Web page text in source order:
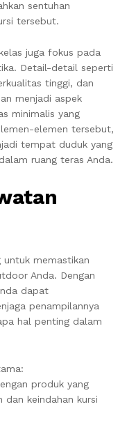
sentuhan
tersebut.
juga fokus pada
Detail-detail seperti
tinggi, dan
menjadi aspek
minimalis yang
elemen tersebut,
tempat duduk yang
ruang teras Anda.
memastikan
Anda. Dengan
dapat
penampilannya
hal penting dalam
produk yang
dan keindahan kursi